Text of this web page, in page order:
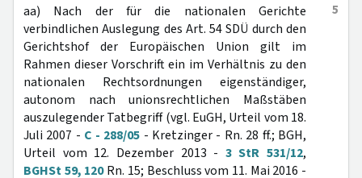
5
aa) Nach der für die nationalen Gerichte
verbindlichen Auslegung des Art. 54 SDÜ durch den
Gerichtshof der Europäischen Union gilt im
Rahmen dieser Vorschrift ein im Verhältnis zu den
nationalen Rechtsordnungen eigenständiger,
autonom nach unionsrechtlichen Maßstäben
auszulegender Tatbegriff (vgl. EuGH, Urteil vom 18.
Juli 2007 - C - 288/05 - Kretzinger - Rn. 28 ff.; BGH,
Urteil vom 12. Dezember 2013 - 3 StR 531/12,
BGHSt 59, 120Rn. 15; Beschluss vom 11. Mai 2016 -